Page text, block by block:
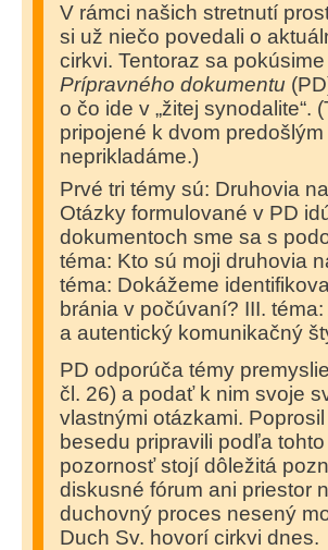
V rámci našich stretnutí
si už niečo povedali o
cirkvi. Tentoraz sa
Prípravného dokumentu
o čo ide v „žitej synodalite“.
pripojené k dvom
neprikladáme.)
Prvé tri témy sú: Druhovia
Otázky formulované v PD
dokumentoch sme sa s
téma: Kto sú moji druhovia
téma: Dokážeme
bránia v počúvaní? III.
a autentický komunikačný
PD odporúča témy
čl. 26) a podať k nim svoje
vlastnými otázkami.
besedu pripravili podľa
pozornosť stojí dôležitá
diskusné fórum ani priestor
duchovný proces nesený
Duch Sv. hovorí cirkvi dnes.